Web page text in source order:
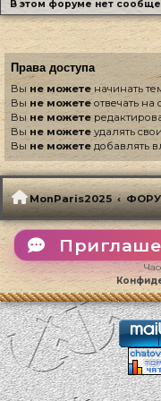
В этом форуме нет
Права доступа
Выне можете начинать
Вы не можетеотвечать
Вы не можете
Вы не можете удалять
Вы не можетедобавлять
MonParis2025